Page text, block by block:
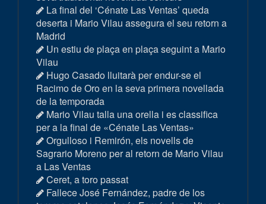
La final del ‘Cénate Las Ventas’ queda
deserta i Mario Vilau assegura el seu retorn a
Madrid
Un estiu de plaça en plaça seguint a Mario
Vilau
Hugo Casado lluitarà per endur-se el
Racimo de Oro en la seva primera novellada
de la temporada
Mario Vilau talla una orella i es classifica
per a la final de «Cénate Las Ventas»
Orgulloso i Remirón, els novells de
Sagrario Moreno per al retorn de Mario Vilau
a Las Ventas
Ceret, a toro passat
Fallece José Fernández, padre de los